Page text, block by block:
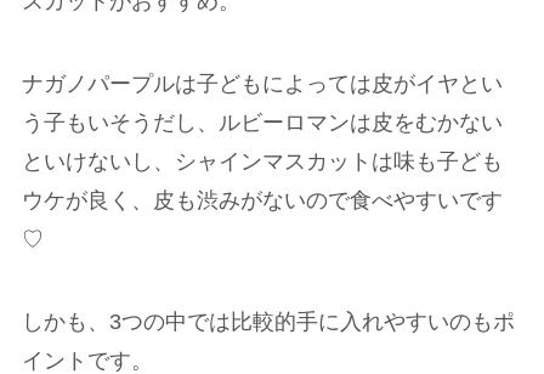
ナガノパープルは子どもによっては皮がイヤとい
う子もいそうだし、ルビーロマンは皮をむかない
といけないし、シャインマスカットは味も子ども
ウケが良く、皮も渋みがないので食べやすいです
♡
しかも、3つの中では比較的手に入れやすいのもポ
イントです。